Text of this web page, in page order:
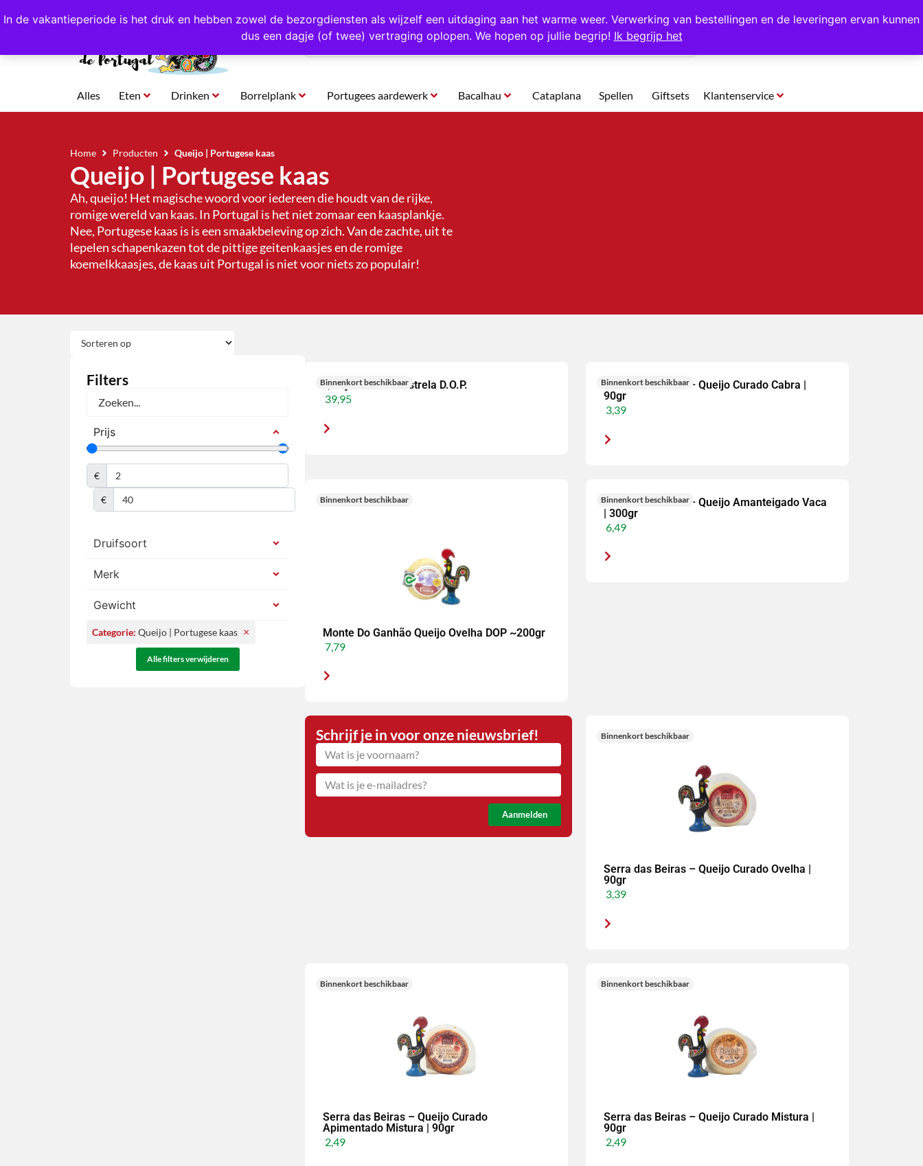
In de vakantieperiode is het druk en hebben zowel de bezorgdiensten als wijzelf een uitdaging aan het warme weer. Verwerking van bestellingen en de leveringen ervan kunnen
dus een dagje (of twee) vertraging oplopen. We hopen op jullie begrip! Ik begrijp het
4,8/5,0 sterren beoordeeld! Eigen import uit Portugal Altijd 1000 verschillende producten op voorraad Gratis op te halen in Hansweert
Alles Eten Drinken Borrelplank Portugees aardewerk Bacalhau Cataplana Spellen Giftsets Klantenservice
Home Producten Queijo | Portugese kaas
Queijo | Portugese kaas
Ah, queijo! Het magische woord voor iedereen die houdt van de rijke,
romige wereld van kaas. In Portugal is het niet zomaar een kaasplankje.
Nee, Portugese kaas is is een smaakbeleving op zich. Van de zachte, uit te
lepelen schapenkazen tot de pittige geitenkaasjes en de romige
koemelkkaasjes, de kaas uit Portugal is niet voor niets zo populair!
Filters
Prijs
€
€
Druifsoort
Merk
Gewicht
Categorie: Queijo | Portugese kaas ×
Alle filters verwijderen
Binnenkort beschikbaar
Queijo Serra da Estrela D.O.P.
39,95
Binnenkort beschikbaar
Serra das Beiras – Queijo Curado Cabra |
90gr
3,39
Binnenkort beschikbaar
Monte Do Ganhão Queijo Ovelha DOP ~200gr
7,79
Binnenkort beschikbaar
Serra das Beiras – Queijo Amanteigado Vaca
| 300gr
6,49
Schrijf je in voor onze nieuwsbrief!
Aanmelden
Binnenkort beschikbaar
Serra das Beiras – Queijo Curado Ovelha |
90gr
3,39
Binnenkort beschikbaar
Serra das Beiras – Queijo Curado
Apimentado Mistura | 90gr
2,49
Binnenkort beschikbaar
Serra das Beiras – Queijo Curado Mistura |
90gr
2,49